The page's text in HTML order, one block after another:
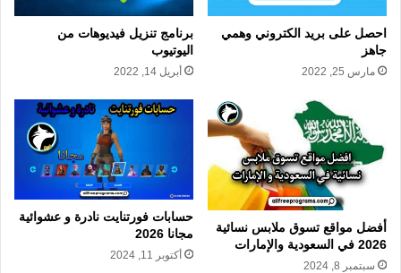
احصل على بريد الكتروني وهمي
جاهز
مارس 25, 2022
برنامج تنزيل فيديوهات من
اليوتيوب
أبريل 14, 2022
أفضل مواقع تسوق ملابس نسائية
2026 في السعودية والإمارات
سبتمبر 8, 2024
حسابات فورتنايت نادرة و عشوائية
مجانا 2026
أكتوبر 11, 2024